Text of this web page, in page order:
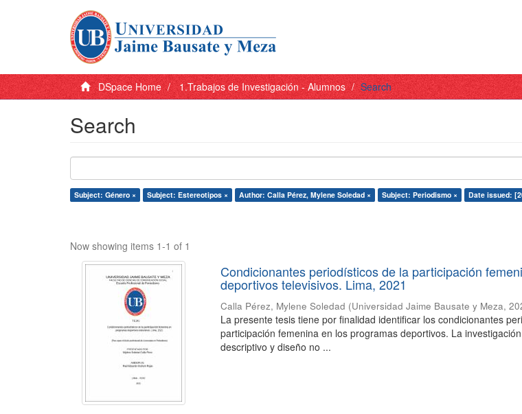
DSpace Home 1.Trabajos de Investigación - Alumnos Search
Search
Subject: Género × Subject: Estereotipos × Author: Calla Pérez, Mylene Soledad × Subject: Periodismo × Date issued:
Now showing items 1-1 of 1
Condicionantes periodísticos de la participación
deportivos televisivos. Lima, 2021
Calla Pérez, Mylene Soledad (Universidad Jaime Bausate y Meza,
La presente tesis tiene por finalidad identificar los condicionantes
participación femenina en los programas deportivos. La
descriptivo y diseño no ...